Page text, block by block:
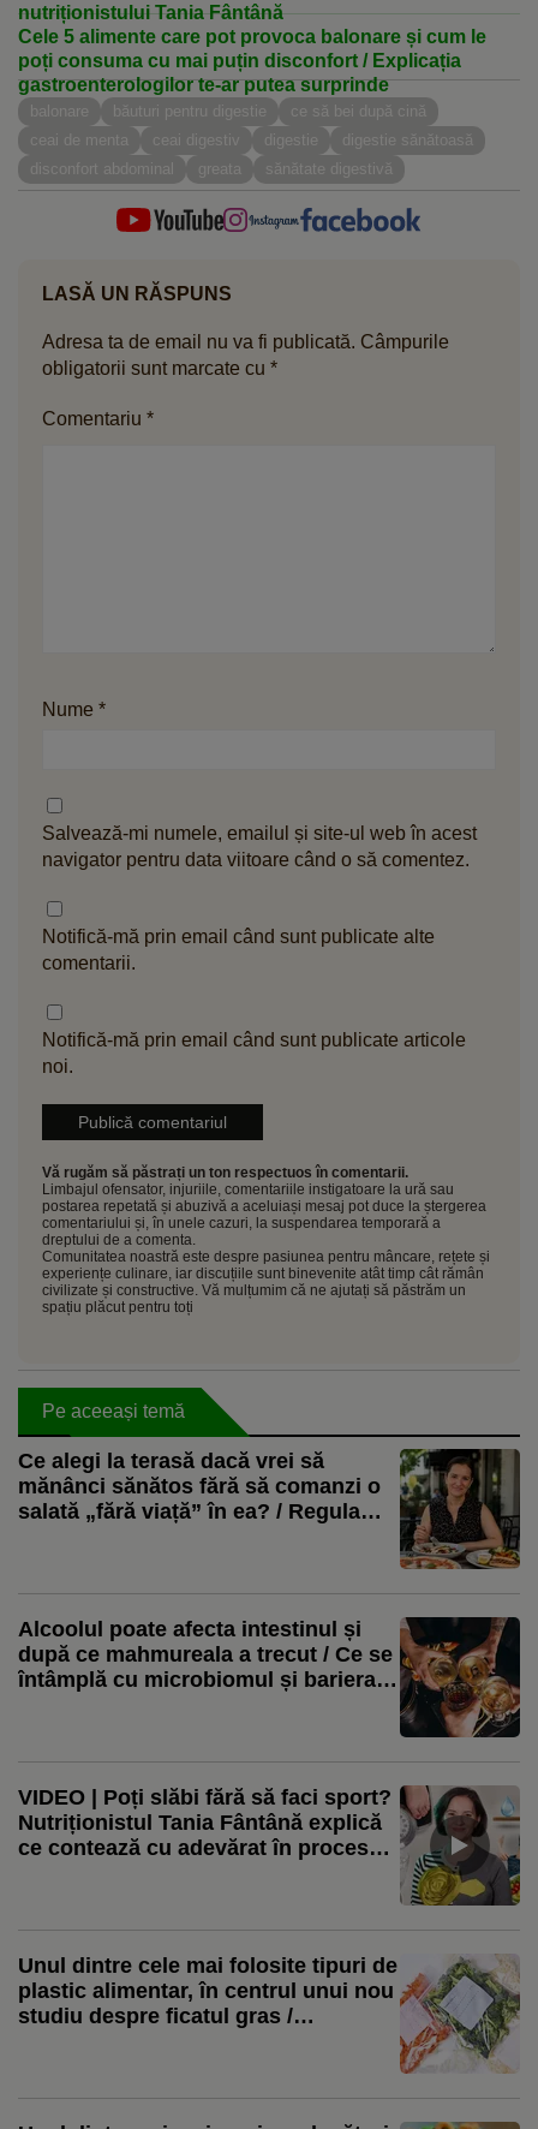
nutriționistului Tania Fântână
Cele 5 alimente care pot provoca balonare și cum le
poți consuma cu mai puțin disconfort / Explicația
gastroenterologilor te-ar putea surprinde
balonare băuturi pentru digestie
ce să bei după cină
ceai de menta
ceai digestiv digestie
digestie sănătoasă
disconfort abdominal
greata sănătate digestivă
LASĂ UN RĂSPUNS
Adresa ta de email nu va fi publicată. Câmpurile
obligatorii sunt marcate cu *
Comentariu *
Nume *
Salvează-mi numele, emailul și site-ul web în acest
navigator pentru data viitoare când o să comentez.
Notifică-mă prin email când sunt publicate alte
comentarii.
Notifică-mă prin email când sunt publicate articole
noi.
Vă rugăm să păstrați un ton respectuos în comentarii.
Limbajul ofensator, injuriile, comentariile instigatoare la ură sau
postarea repetată și abuzivă a aceluiași mesaj pot duce la ștergerea
comentariului și, în unele cazuri, la suspendarea temporară a
dreptului de a comenta.
Comunitatea noastră este despre pasiunea pentru mâncare, rețete și
experiențe culinare, iar discuțiile sunt binevenite atât timp cât rămân
civilizate și constructive. Vă mulțumim că ne ajutați să păstrăm un
spațiu plăcut pentru toți
Pe aceeași temă
Ce alegi la terasă dacă vrei să
mănânci sănătos fără să comanzi o
salată „fără viață” în ea? / Regula
Alcoolul poate afecta intestinul și
după ce mahmureala a trecut / Ce se
întâmplă cu microbiomul și bariera
VIDEO | Poți slăbi fără să faci sport?
Nutriționistul Tania Fântână explică
ce contează cu adevărat în procesul
Unul dintre cele mai folosite tipuri de
plastic alimentar, în centrul unui nou
studiu despre ficatul gras /